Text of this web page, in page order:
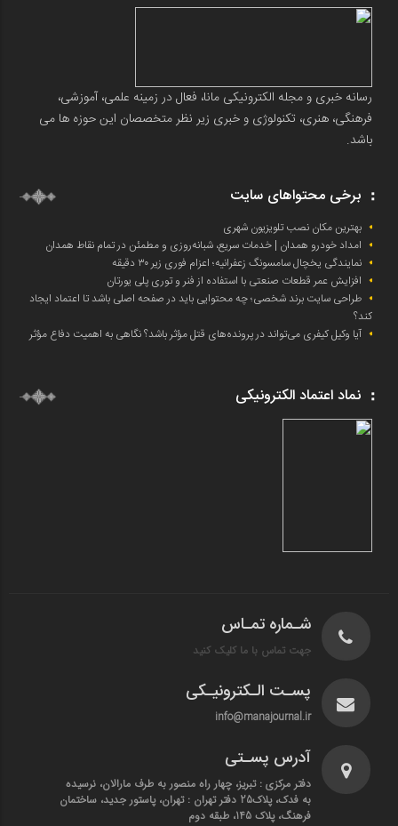
رسانه خبری و مجله الکترونیکی مانا، فعال در زمینه علمی، آموزشی،
فرهنگی، هنری، تکنولوژی و خبری زیر نظر متخصصان این حوزه ها می
باشد.
برخی محتواهای سایت
بهترین مکان نصب تلویزیون شهری
امداد خودرو همدان | خدمات سریع، شبانه‌روزی و مطمئن در تمام نقاط همدان
نمایندگی یخچال سامسونگ زعفرانیه؛ اعزام فوری زیر ۳۰ دقیقه
افزایش عمر قطعات صنعتی با استفاده از فنر و توری پلی یورتان
طراحی سایت برند شخصی؛ چه محتوایی باید در صفحه اصلی باشد تا اعتماد ایجاد
کند؟
آیا وکیل کیفری می‌تواند در پرونده‌های قتل مؤثر باشد؟ نگاهی به اهمیت دفاع مؤثر
نماد اعتماد الکترونیکی
شـماره تمـاس
جهت تماس با ما کلیک کنید
پسـت الـکترونیـکی
info@manajournal.ir
آدرس پسـتی
دفتر مرکزی : تبریز، چهار راه منصور به طرف مارالان، نرسیده
به فدک، پلاک25 دفتر تهران : تهران، پاستور جدید، ساختمان
فرهنگ، پلاک 145، طبقه دوم